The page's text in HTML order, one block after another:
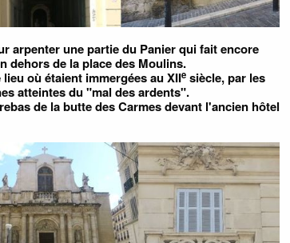
arpenter une partie du Panier qui fait encore
dehors de la place des Moulins.
où étaient immergées au XIIe siècle, par les
atteintes du "mal des ardents".
de la butte des Carmes devant l'ancien hôtel